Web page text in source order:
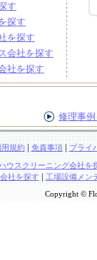
す
探す
を探す
会社を探す
社を探す
修理事
規約| 免責事項| プライ
ウスクリーニング会社を
社を探す| 工場設備メン
Copyright ©